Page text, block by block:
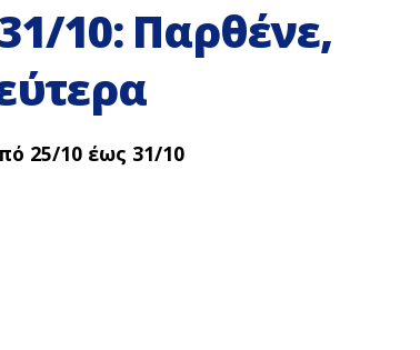
10: Παρθένε,
25/10 έως 31/10